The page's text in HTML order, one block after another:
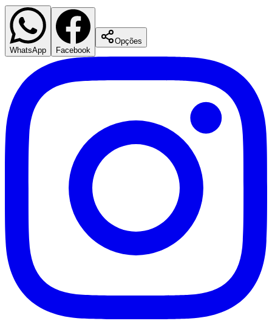
Flamengo
WhatsApp Facebook
Opções